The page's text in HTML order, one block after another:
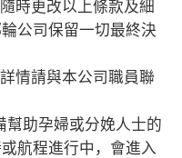
公司保留一切最終決
幫助孕婦或分娩人士的
航程進行中，會進入